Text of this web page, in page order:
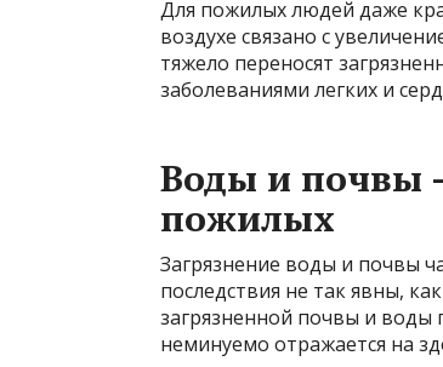
Для пожилых людей даже
воздухе связано с
тяжело переносят
заболеваниями легких и
Воды и почвы
пожилых
Загрязнение воды и почвы
последствия не так явны,
загрязненной почвы и
неминуемо отражается на